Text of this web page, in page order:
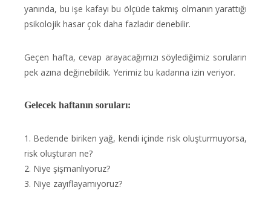
yanında, bu işe kafayı bu ölçüde takmış olmanın yarattığı
psikolojik hasar çok daha fazladır denebilir.
Geçen hafta, cevap arayacağımızı söylediğimiz soruların
pek azına değinebildik. Yerimiz bu kadarına izin veriyor.
Gelecek haftanın soruları:
1. Bedende biriken yağ, kendi içinde risk oluşturmuyorsa,
risk oluşturan ne?
2. Niye şişmanlıyoruz?
3. Niye zayıflayamıyoruz?